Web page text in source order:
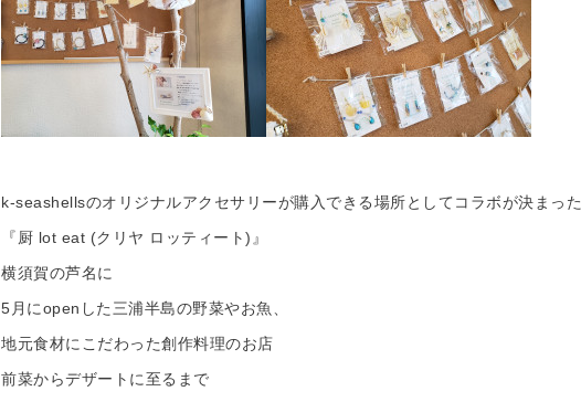
k-seashellsのオリジナルアクセサリーが購入できる場所としてコラボが決まった
『厨 lot eat (クリヤ ロッティート)』
横須賀の芦名に
5月にopenした三浦半島の野菜やお魚、
地元食材にこだわった創作料理のお店
前菜からデザートに至るまで